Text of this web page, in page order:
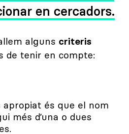
en cercadors.
alguns criteris
de tenir en compte:
apropiat és que el nom
més d’una o dues